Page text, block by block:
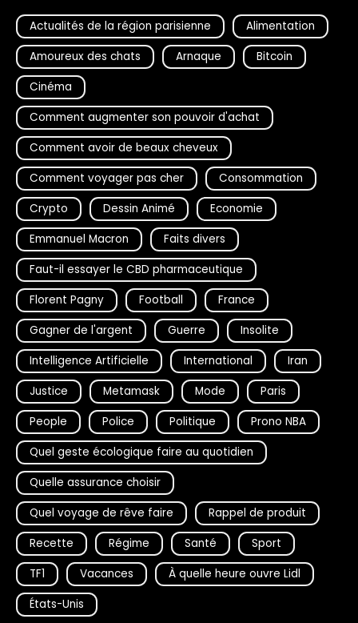
Actualités de la région parisienne
Alimentation
Amoureux des chats
Arnaque
Bitcoin
Cinéma
Comment augmenter son pouvoir d'achat
Comment avoir de beaux cheveux
Comment voyager pas cher
Consommation
Crypto
Dessin Animé
Economie
Emmanuel Macron
Faits divers
Faut-il essayer le CBD pharmaceutique
Florent Pagny
Football
France
Gagner de l'argent
Guerre
Insolite
Intelligence Artificielle
International
Iran
Justice
Metamask Mode
Paris
People
Police Politique
Prono NBA
Quel geste écologique faire au quotidien
Quelle assurance choisir
Quel voyage de rêve faire
Rappel de produit
Recette
Régime Santé
Sport
TF1
Vacances
À quelle heure ouvre Lidl
États-Unis